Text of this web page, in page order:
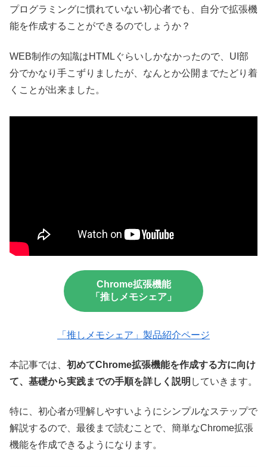
プログラミングに慣れていない初心者でも、自分で拡張機
能を作成することができるのでしょうか？
WEB制作の知識はHTMLぐらいしかなかったので、UI部
分でかなり手こずりましたが、なんとか公開までたどり着
くことが出来ました。
Chrome拡張機能
「推しメモシェア」
「推しメモシェア」製品紹介ページ
本記事では、 初めてChrome拡張機能を作成する方に向け
て、基礎から実践までの手順を詳しく説明 していきます。
特に、初心者が理解しやすいようにシンプルなステップで
解説するので、最後まで読むことで、簡単なChrome拡張
機能を作成できるようになります。